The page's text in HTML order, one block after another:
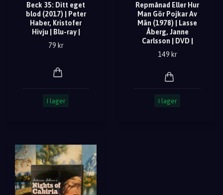
Beck 35: Ditt eget
blod (2017) | Peter
Haber, Kristofer
Hivju | Blu-ray |
79 kr
I lager
Repmånad Eller Hur
Man Gör Pojkar Av
Män (1978) | Lasse
Åberg, Janne
Carlsson | DVD |
149 kr
I lager